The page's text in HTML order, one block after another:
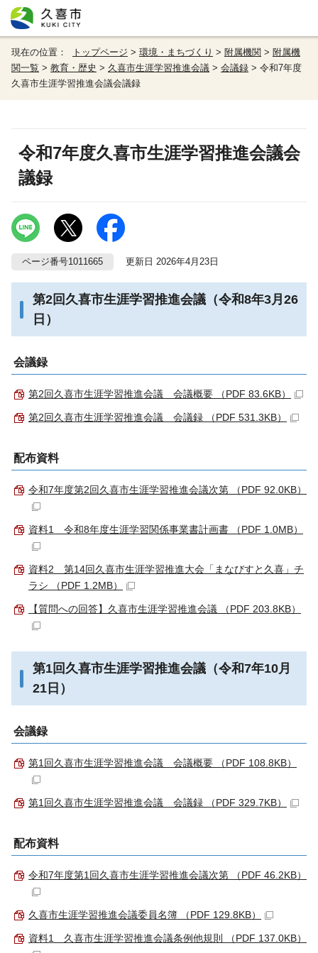
現在の位置： トップページ > 環境・まちづくり > 附属機関 > 附属機
関一覧 > 教育・歴史 > 久喜市生涯学習推進会議 > 会議録 > 令和7年度
久喜市生涯学習推進会議会議録
令和7年度久喜市生涯学習推進会議会
議録
ページ番号1011665 更新日 2026年4月23日
第2回久喜市生涯学習推進会議（令和8年3月26
日）
会議録
第2回久喜市生涯学習推進会議 会議概要 （PDF 83.6KB）
第2回久喜市生涯学習推進会議 会議録 （PDF 531.3KB）
配布資料
令和7年度第2回久喜市生涯学習推進会議次第 （PDF 92.0KB）
資料1 令和8年度生涯学習関係事業書計画書 （PDF 1.0MB）
資料2 第14回久喜市生涯学習推進大会「まなびすと久喜」チ
ラシ （PDF 1.2MB）
【質問への回答】久喜市生涯学習推進会議 （PDF 203.8KB）
第1回久喜市生涯学習推進会議（令和7年10月
21日）
会議録
第1回久喜市生涯学習推進会議 会議概要 （PDF 108.8KB）
第1回久喜市生涯学習推進会議 会議録 （PDF 329.7KB）
配布資料
令和7年度第1回久喜市生涯学習推進会議次第 （PDF 46.2KB）
久喜市生涯学習推進会議委員名簿 （PDF 129.8KB）
資料1 久喜市生涯学習推進会議条例他規則 （PDF 137.0KB）